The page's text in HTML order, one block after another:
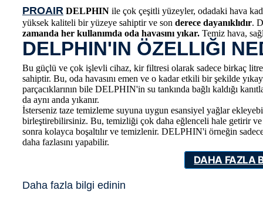
PROAIR DELPHIN ile çok çeşitli yüzeyler, odadaki hava
yüksek kaliteli bir yüzeye sahiptir ve son derece dayanıklıdır.
zamanda her kullanımda oda havasını yıkar. Temiz hava,
DELPHIN'IN ÖZELLIĞI
Bu güçlü ve çok işlevli cihaz, kir filtresi olarak sadece birkaç
sahiptir. Bu, oda havasını emen ve o kadar etkili bir şekilde
parçacıklarının bile DELPHIN'in su tankında bağlı kaldığı
da aynı anda yıkanır.
İsterseniz taze temizleme suyuna uygun esansiyel yağlar
birleştirebilirsiniz. Bu, temizliği çok daha eğlenceli hale getirir
sonra kolayca boşaltılır ve temizlenir. DELPHIN'i örneğin
daha fazlasını yapabilir.
DAHA FAZLA
Daha fazla bilgi edinin